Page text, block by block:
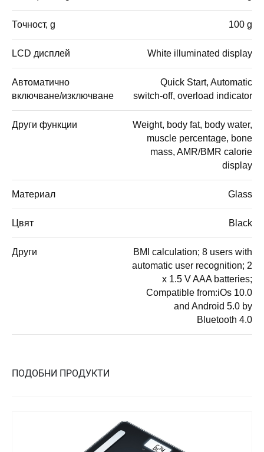
Точност, g 100 g
LCD дисплей White illuminated display
Автоматично
включване/изключване
Quick Start, Automatic
switch-off, overload indicator
Други функции
Weight, body fat, body water,
muscle percentage, bone
mass, AMR/BMR calorie
display
Материал Glass
Цвят Black
Други
BMI calculation; 8 users with
automatic user recognition; 2
x 1.5 V AAA batteries;
Compatible from:iOs 10.0
and Android 5.0 by
Bluetooth 4.0
ПОДОБНИ ПРОДУКТИ